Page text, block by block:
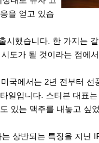
을 얻고 있습
시했습니다. 한 가지는
도가 될 것이라는 점에
국에서는 2년 전부터
일입니다. 스티븐 대표
있는 맥주를 내놓고 싶
는 상반되는 특징을 지